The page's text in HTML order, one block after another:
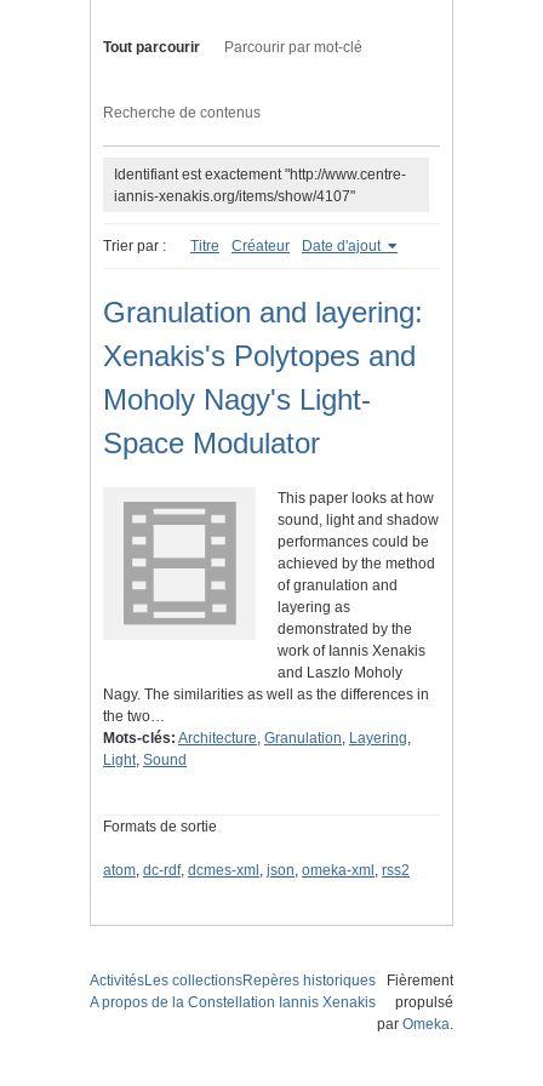
Tout parcourir Parcourir par mot-clé
Recherche de contenus
Identifiant est exactement "http://www.centre-
iannis-xenakis.org/items/show/4107"
Trier par : Titre Créateur Date d'ajout
Granulation and layering:
Xenakis's Polytopes and
Moholy Nagy's Light-
Space Modulator
This paper looks at how
sound, light and shadow
performances could be
achieved by the method
of granulation and
layering as
demonstrated by the
work of Iannis Xenakis
and Laszlo Moholy
Nagy. The similarities as well as the differences in
the two…
Mots-clés: Architecture, Granulation, Layering,
Light, Sound
Formats de sortie
atom, dc-rdf, dcmes-xml , json, omeka-xml , rss2
ActivitésLes collectionsRepères historiques
A propos de la Constellation Iannis Xenakis
Fièrement
propulsé
par Omeka.